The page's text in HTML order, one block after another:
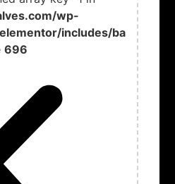
wp-
includes/base/
696